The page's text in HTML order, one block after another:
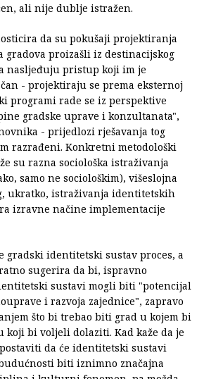
ali nije dublje istražen.
da su pokušaji projektiranja
proizašli iz destinacijskog
nasljeđuju pristup koji im je
- projektiraju se prema eksternoj
programi rade se iz perspektive
gradske uprave i konzultanata",
- prijedlozi rješavanja tog
razrađeni. Konkretni metodološki
su razna sociološka istraživanja
samo ne sociološkim), višeslojna
ukratko, istraživanja identitetskih
izravne načine implementacije
gradski identitetski sustav proces, a
sugerira da bi, ispravno
sustavi mogli biti "potencijal
i razvoja zajednice", zapravo
što bi trebao biti grad u kojem bi
bi voljeli dolaziti. Kad kaže da je
da će identitetski sustavi
biti iznimno značajna